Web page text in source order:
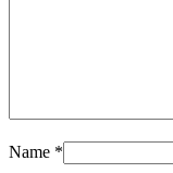
Name *